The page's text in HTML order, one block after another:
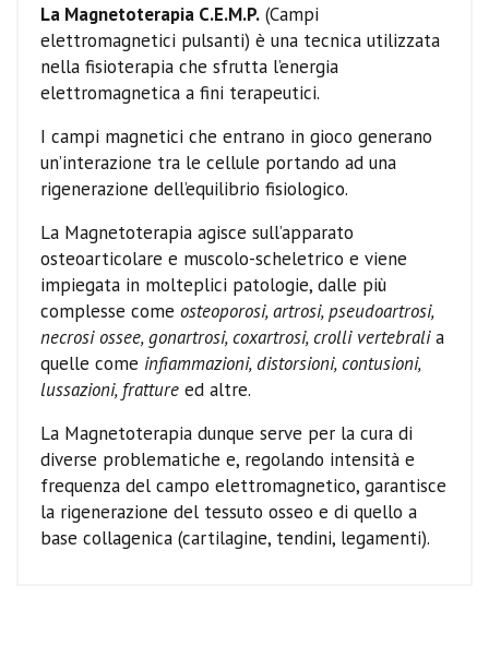
La Magnetoterapia C.E.M.P. (Campi
elettromagnetici pulsanti) è una tecnica utilizzata
nella fisioterapia che sfrutta l’energia
elettromagnetica a fini terapeutici.
I campi magnetici che entrano in gioco generano
un’interazione tra le cellule portando ad una
rigenerazione dell’equilibrio fisiologico.
La Magnetoterapia agisce sull’apparato
osteoarticolare e muscolo-scheletrico e viene
impiegata in molteplici patologie, dalle più
complesse come osteoporosi, artrosi, pseudoartrosi,
necrosi ossee, gonartrosi, coxartrosi, crolli vertebralia
quelle come infiammazioni, distorsioni, contusioni,
lussazioni, fratture ed altre.
La Magnetoterapia dunque serve per la cura di
diverse problematiche e, regolando intensità e
frequenza del campo elettromagnetico, garantisce
la rigenerazione del tessuto osseo e di quello a
base collagenica (cartilagine, tendini, legamenti).